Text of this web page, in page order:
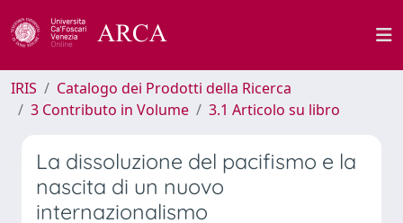
IRIS
Catalogo dei Prodotti della Ricerca
3 Contributo in Volume
3.1 Articolo su libro
La dissoluzione del pacifismo e la
nascita di un nuovo
internazionalismo